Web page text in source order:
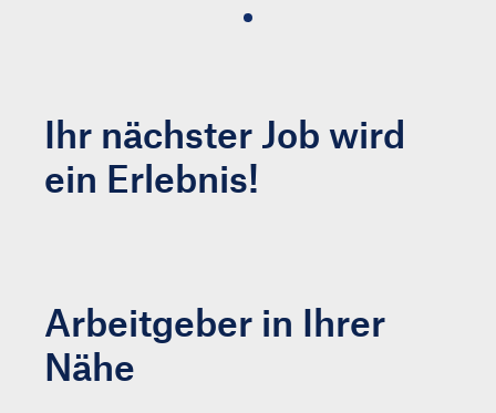
Ihr nächster Job wird
ein Erlebnis!
Arbeitgeber in Ihrer
Nähe